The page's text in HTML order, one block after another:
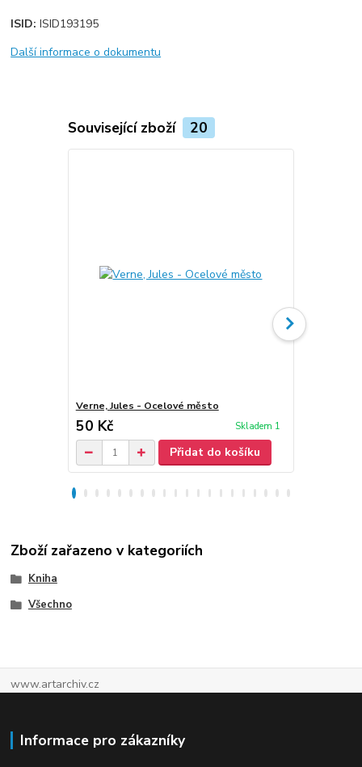
ISID:ISID193195
Další informace o dokumentu
Související zboží 20
Verne, Jules - Ocelové město
50 Kč Skladem 1
Přidat do košíku
Zboží zařazeno v kategoriích
Kniha
Všechno
www.artarchiv.cz
Informace pro zákazníky